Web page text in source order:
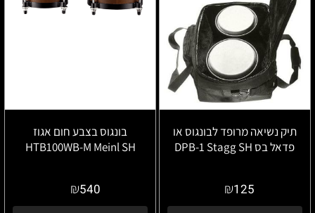
תיק נשיאה מרופד לבונגוס או
פדאל בס DPB-1 Stagg SH
₪125
בונגוס בצבע חום אגוז
HTB100WB-M Meinl SH
₪540